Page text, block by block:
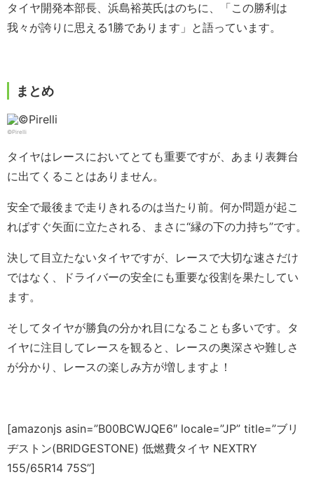
タイヤ開発本部長、浜島裕英氏はのちに、「この勝利は
我々が誇りに思える1勝であります」と語っています。
まとめ
©Pirelli
タイヤはレースにおいてとても重要ですが、あまり表舞台
に出てくることはありません。
安全で最後まで走りきれるのは当たり前。何か問題が起こ
ればすぐ矢面に立たされる、まさに“縁の下の力持ち”です。
決して目立たないタイヤですが、レースで大切な速さだけ
ではなく、ドライバーの安全にも重要な役割を果たしてい
ます。
そしてタイヤが勝負の分かれ目になることも多いです。タ
イヤに注目してレースを観ると、レースの奥深さや難しさ
が分かり、レースの楽しみ方が増しますよ！
[amazonjs asin=”B00BCWJQE6″ locale=”JP” title=”ブリ
ヂストン(BRIDGESTONE) 低燃費タイヤ NEXTRY
155/65R14 75S”]